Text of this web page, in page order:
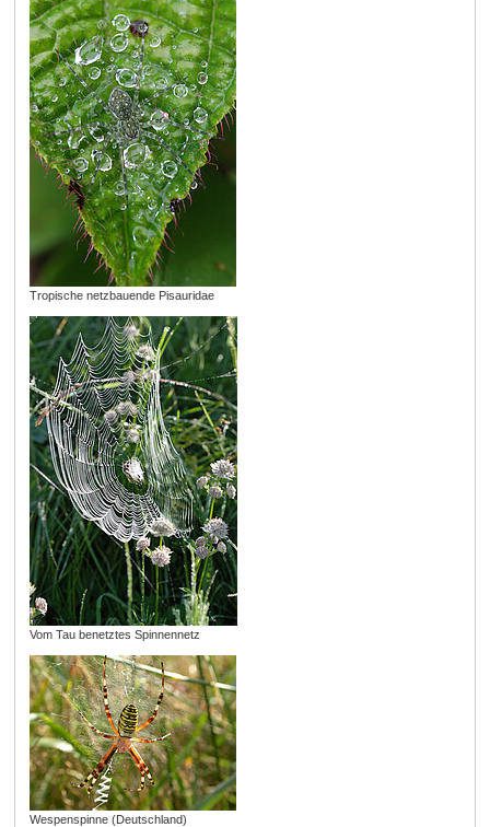
Tropische netzbauende Pisauridae
Vom Tau benetztes Spinnennetz
Wespenspinne (Deutschland)